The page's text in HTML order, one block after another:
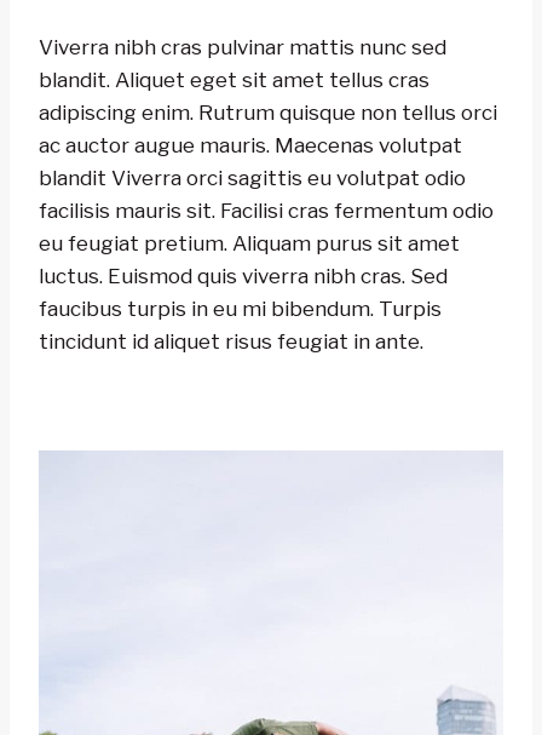
Viverra nibh cras pulvinar mattis nunc sed
blandit. Aliquet eget sit amet tellus cras
adipiscing enim. Rutrum quisque non tellus orci
ac auctor augue mauris. Maecenas volutpat
blandit Viverra orci sagittis eu volutpat odio
facilisis mauris sit. Facilisi cras fermentum odio
eu feugiat pretium. Aliquam purus sit amet
luctus. Euismod quis viverra nibh cras. Sed
faucibus turpis in eu mi bibendum. Turpis
tincidunt id aliquet risus feugiat in ante.